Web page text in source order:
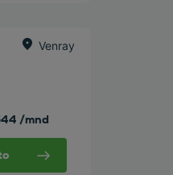
Venray
/mnd